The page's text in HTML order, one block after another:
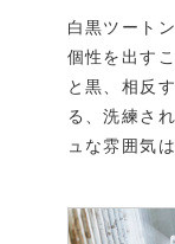
白黒ツート
個性を出す
と黒、相反
る、洗練さ
ュな雰囲気